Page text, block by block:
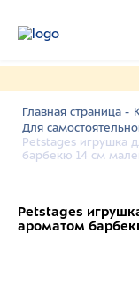
Главная страница -
Для
Petstages игрушка
барбекю 14 см
Petstages
ароматом